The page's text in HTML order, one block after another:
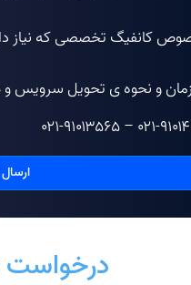
کانفیگ تخصصی که نیاز
و نحوه ی تحویل سرویس و
– ۰۲۱-۹۱۰۱۴۵۶۵
درخواست